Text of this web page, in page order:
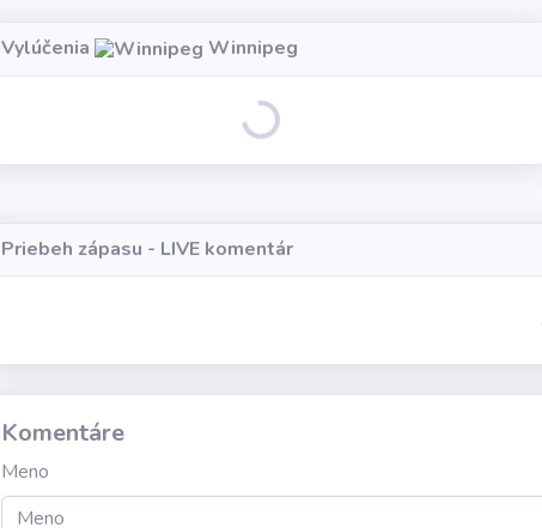
Vylúčenia Winnipeg
Loading...
Priebeh zápasu - LIVE komentár
Komentáre
Meno